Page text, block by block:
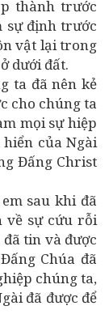
thành trước
sự định trước
vật lại trong
dưới đất.
ta đã nên kẻ
cho chúng ta
mọi sự hiệp
của Ngài
Đấng Christ
sau khi đã
về sự cứu rỗi
tin và được
Chúa đã
chúng ta,
đã được để